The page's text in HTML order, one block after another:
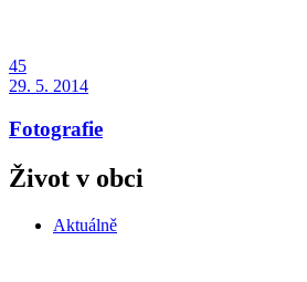
45
29. 5. 2014
Fotografie
Život v obci
Aktuálně